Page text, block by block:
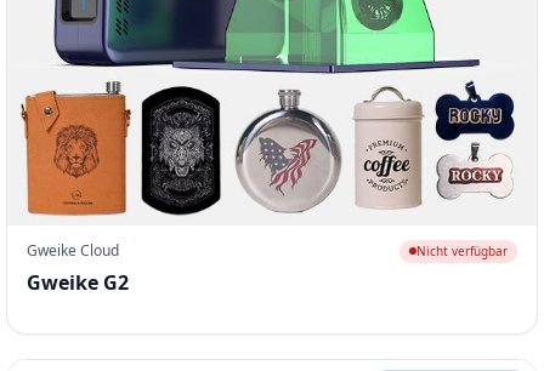
Gweike Cloud Nicht verfügbar
Gweike G2